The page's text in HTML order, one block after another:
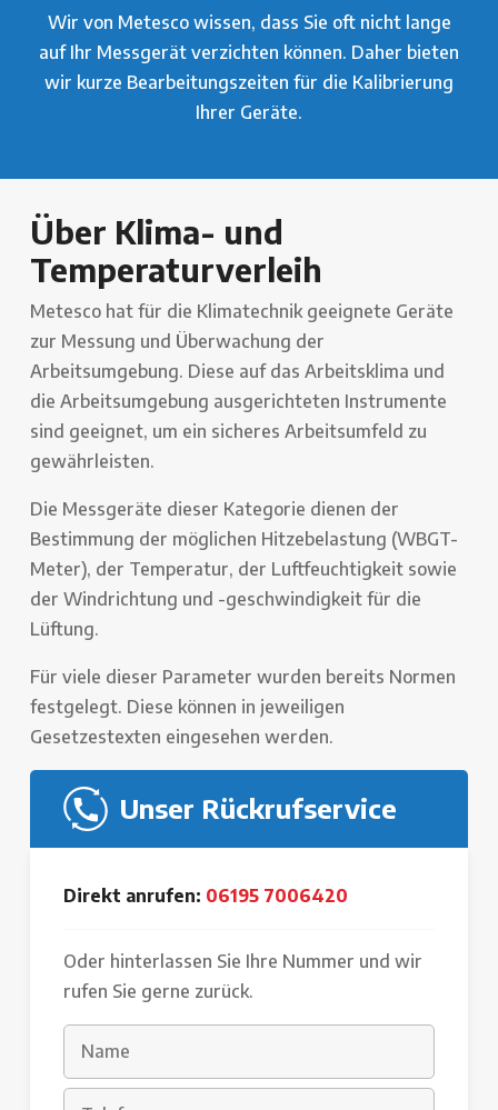
Wir von Metesco wissen, dass Sie oft nicht lange
auf Ihr Messgerät verzichten können. Daher bieten
wir kurze Bearbeitungszeiten für die Kalibrierung
Ihrer Geräte.
Über Klima- und
Temperaturverleih
Metesco hat für die Klimatechnik geeignete Geräte
zur Messung und Überwachung der
Arbeitsumgebung. Diese auf das Arbeitsklima und
die Arbeitsumgebung ausgerichteten Instrumente
sind geeignet, um ein sicheres Arbeitsumfeld zu
gewährleisten.
Die Messgeräte dieser Kategorie dienen der
Bestimmung der möglichen Hitzebelastung (WBGT-
Meter), der Temperatur, der Luftfeuchtigkeit sowie
der Windrichtung und -geschwindigkeit für die
Lüftung.
Für viele dieser Parameter wurden bereits Normen
festgelegt. Diese können in jeweiligen
Gesetzestexten eingesehen werden.
Unser Rückrufservice
Direkt anrufen: 06195 7006420
Oder hinterlassen Sie Ihre Nummer und wir
rufen Sie gerne zurück.